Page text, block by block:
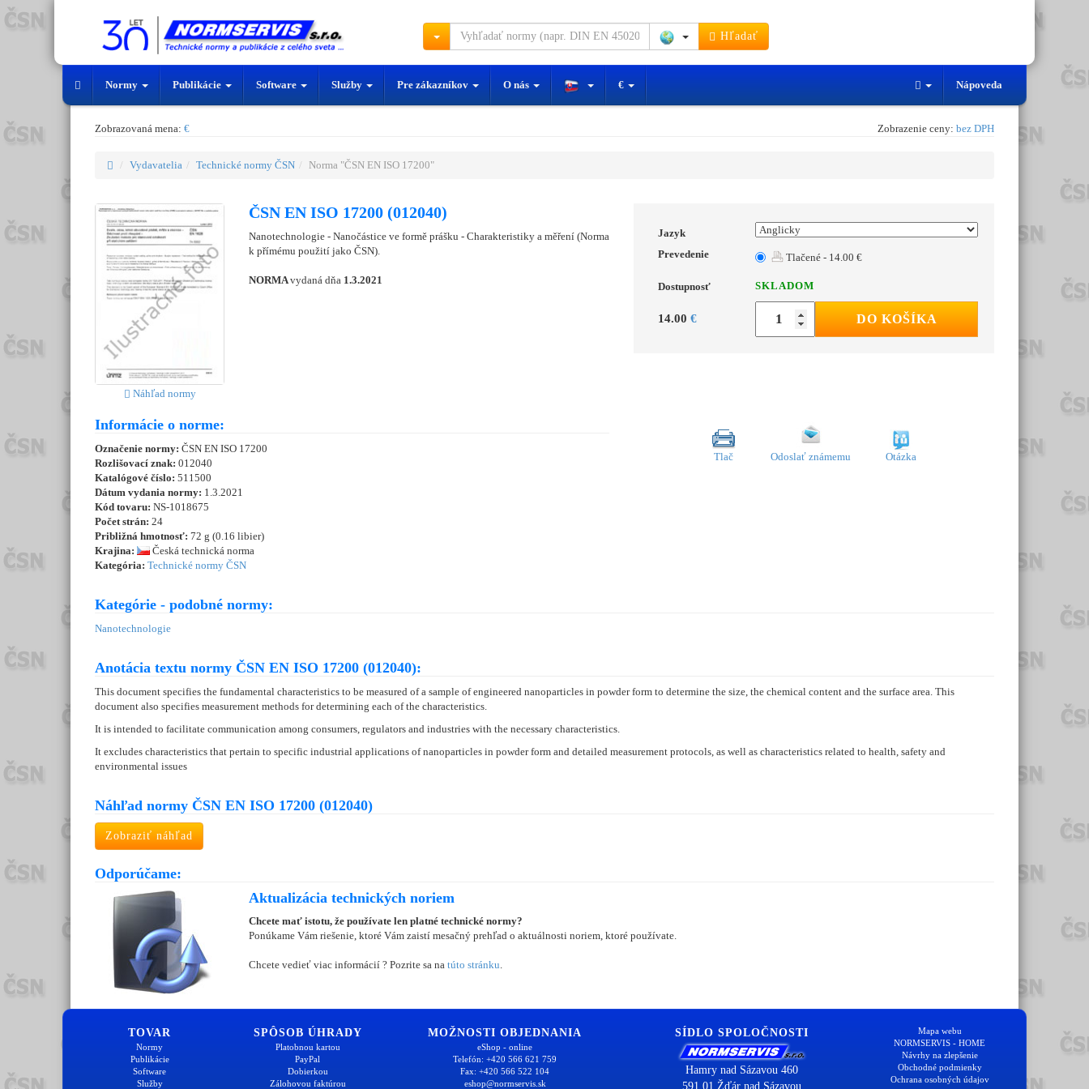
Hľadať
Normy Publikácie Software Služby Pre zákazníkov O nás € Nápoveda
Zobrazovaná mena: € Zobrazenie ceny: bez DPH
Vydavatelia Technické normy ČSN Norma "ČSN EN ISO 17200"
Náhľad normy
ČSN EN ISO 17200 (012040)
Nanotechnologie - Nanočástice ve formě prášku - Charakteristiky a měření (Norma
k přímému použití jako ČSN).
NORMAvydaná dňa 1.3.2021
Jazyk
Prevedenie
Tlačené - 14.00 €
Dostupnosť SKLADOM
14.00 € DO KOŠÍKA
Informácie o norme:
Označenie normy: ČSN EN ISO 17200
Rozlišovací znak: 012040
Katalógové číslo: 511500
Dátum vydania normy: 1.3.2021
Kód tovaru: NS-1018675
Počet strán: 24
Približná hmotnosť: 72 g (0.16 libier)
Krajina:
Česká technická norma
Kategória: Technické normy ČSN
Tlač Odoslať známemu Otázka
Kategórie - podobné normy:
Nanotechnologie
Anotácia textu normy ČSN EN ISO 17200 (012040):
This document specifies the fundamental characteristics to be measured of a sample of engineered nanoparticles in powder form to determine the size, the chemical content and the surface area. This
document also specifies measurement methods for determining each of the characteristics.
It is intended to facilitate communication among consumers, regulators and industries with the necessary characteristics.
It excludes characteristics that pertain to specific industrial applications of nanoparticles in powder form and detailed measurement protocols, as well as characteristics related to health, safety and
environmental issues
Náhľad normy ČSN EN ISO 17200 (012040)
Zobraziť náhľad
Odporúčame:
Aktualizácia technických noriem
Chcete mať istotu, že používate len platné technické normy?
Ponúkame Vám riešenie, ktoré Vám zaistí mesačný prehľad o aktuálnosti noriem, ktoré používate.
Chcete vedieť viac informácií ? Pozrite sa na túto stránku.
TOVAR
Normy
Publikácie
Software
Služby
SPÔSOB ÚHRADY
Platobnou kartou
PayPal
Dobierkou
Zálohovou faktúrou
MOŽNOSTI OBJEDNANIA
eShop - online
Telefón: +420 566 621 759
Fax: +420 566 522 104
eshop@normservis.sk
SÍDLO SPOLOČNOSTI
Hamry nad Sázavou 460
591 01 Žďár nad Sázavou
Mapa webu
NORMSERVIS - HOME
Návrhy na zlepšenie
Obchodné podmienky
Ochrana osobných údajov